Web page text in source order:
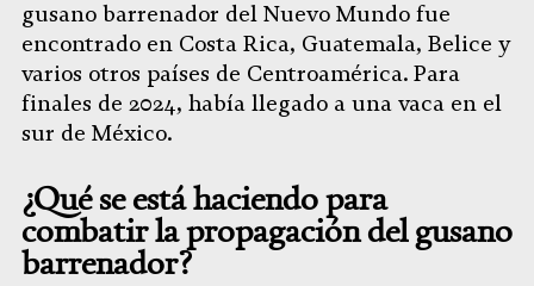
gusano barrenador del Nuevo Mundo fue
encontrado en Costa Rica, Guatemala, Belice y
varios otros países de Centroamérica. Para
finales de 2024, había llegado a una vaca en el
sur de México.
¿Qué se está haciendo para
combatir la propagación del gusano
barrenador?